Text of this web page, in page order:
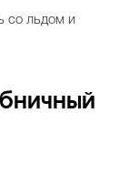
со льдом и